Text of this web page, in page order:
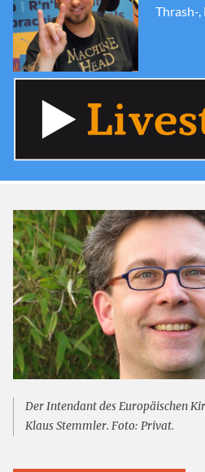
Thrash-
Der Intendant des Europäischen
Klaus Stemmler. Foto: Privat.